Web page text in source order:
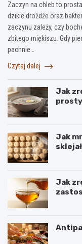
Zaczyn na chleb to
dzikie drożdże oraz
zaczynu zależy, czy
zbitego miękiszu. Gdy
pachnie…
Czytaj dalej
Jak
Jak
Jak